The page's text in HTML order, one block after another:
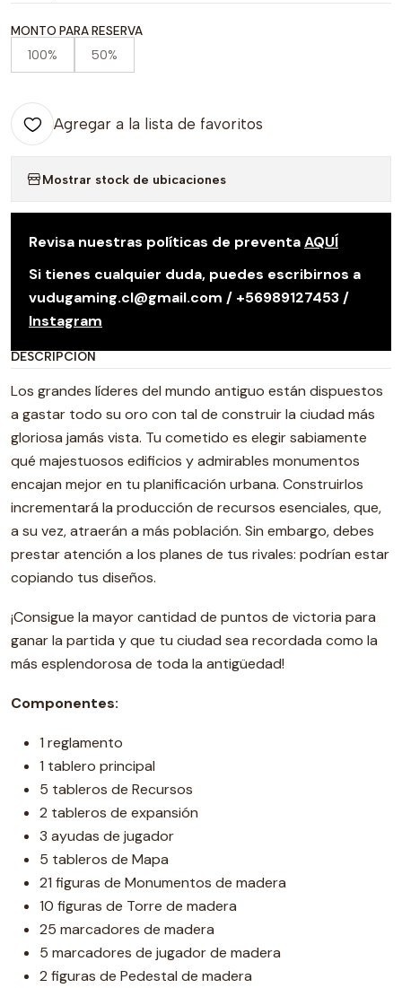
MONTO PARA RESERVA
100% 50%
Agregar a la lista de favoritos
Mostrar stock de ubicaciones
Revisa nuestras políticas de preventaAQUÍ
Si tienes cualquier duda, puedes escribirnos a
vudugaming.cl@gmail.com / +56989127453 /
Instagram
DESCRIPCIÓN
Los grandes líderes del mundo antiguo están dispuestos
a gastar todo su oro con tal de construir la ciudad más
gloriosa jamás vista. Tu cometido es elegir sabiamente
qué majestuosos edificios y admirables monumentos
encajan mejor en tu planificación urbana. Construirlos
incrementará la producción de recursos esenciales, que,
a su vez, atraerán a más población. Sin embargo, debes
prestar atención a los planes de tus rivales: podrían estar
copiando tus diseños.
¡Consigue la mayor cantidad de puntos de victoria para
ganar la partida y que tu ciudad sea recordada como la
más esplendorosa de toda la antigüedad!
Componentes:
1 reglamento
1 tablero principal
5 tableros de Recursos
2 tableros de expansión
3 ayudas de jugador
5 tableros de Mapa
21 figuras de Monumentos de madera
10 figuras de Torre de madera
25 marcadores de madera
5 marcadores de jugador de madera
2 figuras de Pedestal de madera